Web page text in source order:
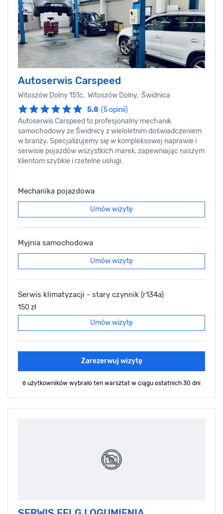
Autoserwis Carspeed
Witoszów Dolny 151c, Witoszów Dolny, Świdnica
5.8 (5 opinii)
Autoserwis Carspeed to profesjonalny mechanik
samochodowy ze Świdnicy z wieloletnim doświadczeniem
w branży. Specjalizujemy się w kompleksowej naprawie i
serwisie pojazdów wszystkich marek, zapewniając naszym
klientom szybkie i rzetelne usługi.
Mechanika pojazdowa
Umów wizytę
Myjnia samochodowa
Umów wizytę
Serwis klimatyzacji - stary czynnik (r134a)
150 zł
Umów wizytę
Zarezerwuj wizytę
6 użytkowników wybrało ten warsztat w ciągu ostatnich 30 dni